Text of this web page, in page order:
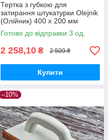
Тертка з губкою для
затирання штукатурки Olejnik
(Олійник) 400 х 200 мм
Готово до відправки 3 од.
2 258,10 ₴ 2 509 ₴
Купити
–10%